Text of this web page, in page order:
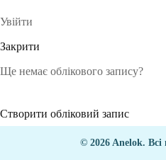
Увійти
Закрити
Ще немає облікового запису?
Створити обліковий запис
© 2026 Anelok. Всі